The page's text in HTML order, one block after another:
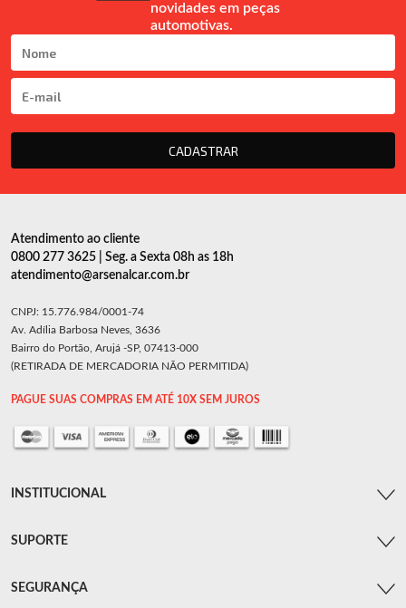
novidades em peças
automotivas.
CADASTRAR
Atendimento ao cliente
0800 277 3625 | Seg. a Sexta 08h as 18h
atendimento@arsenalcar.com.br
CNPJ: 15.776.984/0001-74
Av. Adília Barbosa Neves, 3636
Bairro do Portão, Arujá -SP, 07413-000
(RETIRADA DE MERCADORIA NÃO PERMITIDA)
PAGUE SUAS COMPRAS EM ATÉ 10X SEM JUROS
INSTITUCIONAL
SUPORTE
SEGURANÇA